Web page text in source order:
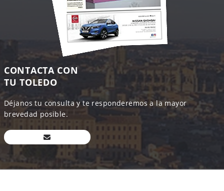
CONTACTA CON
TU TOLEDO
Déjanos tu consulta y te responderemos a la mayor
brevedad posible.